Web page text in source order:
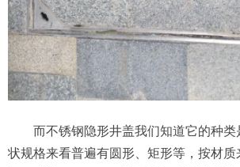
而不锈钢隐形井盖我们知道它的种类
状规格来看普遍有圆形、矩形等，按材质